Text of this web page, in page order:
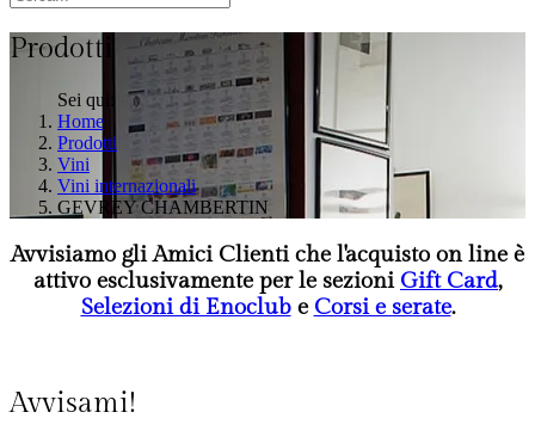
Prodotti
Sei qui:
Home
Prodotti
Vini
Vini internazionali
GEVREY CHAMBERTIN
Avvisiamo gli Amici Clienti che l'acquisto on line è
attivo esclusivamente per le sezioni Gift Card,
Selezioni di Enoclube Corsi e serate.
Avvisami!